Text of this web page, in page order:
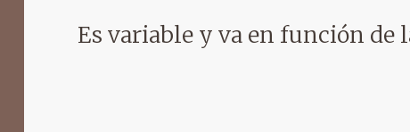
Es variable y va en función de